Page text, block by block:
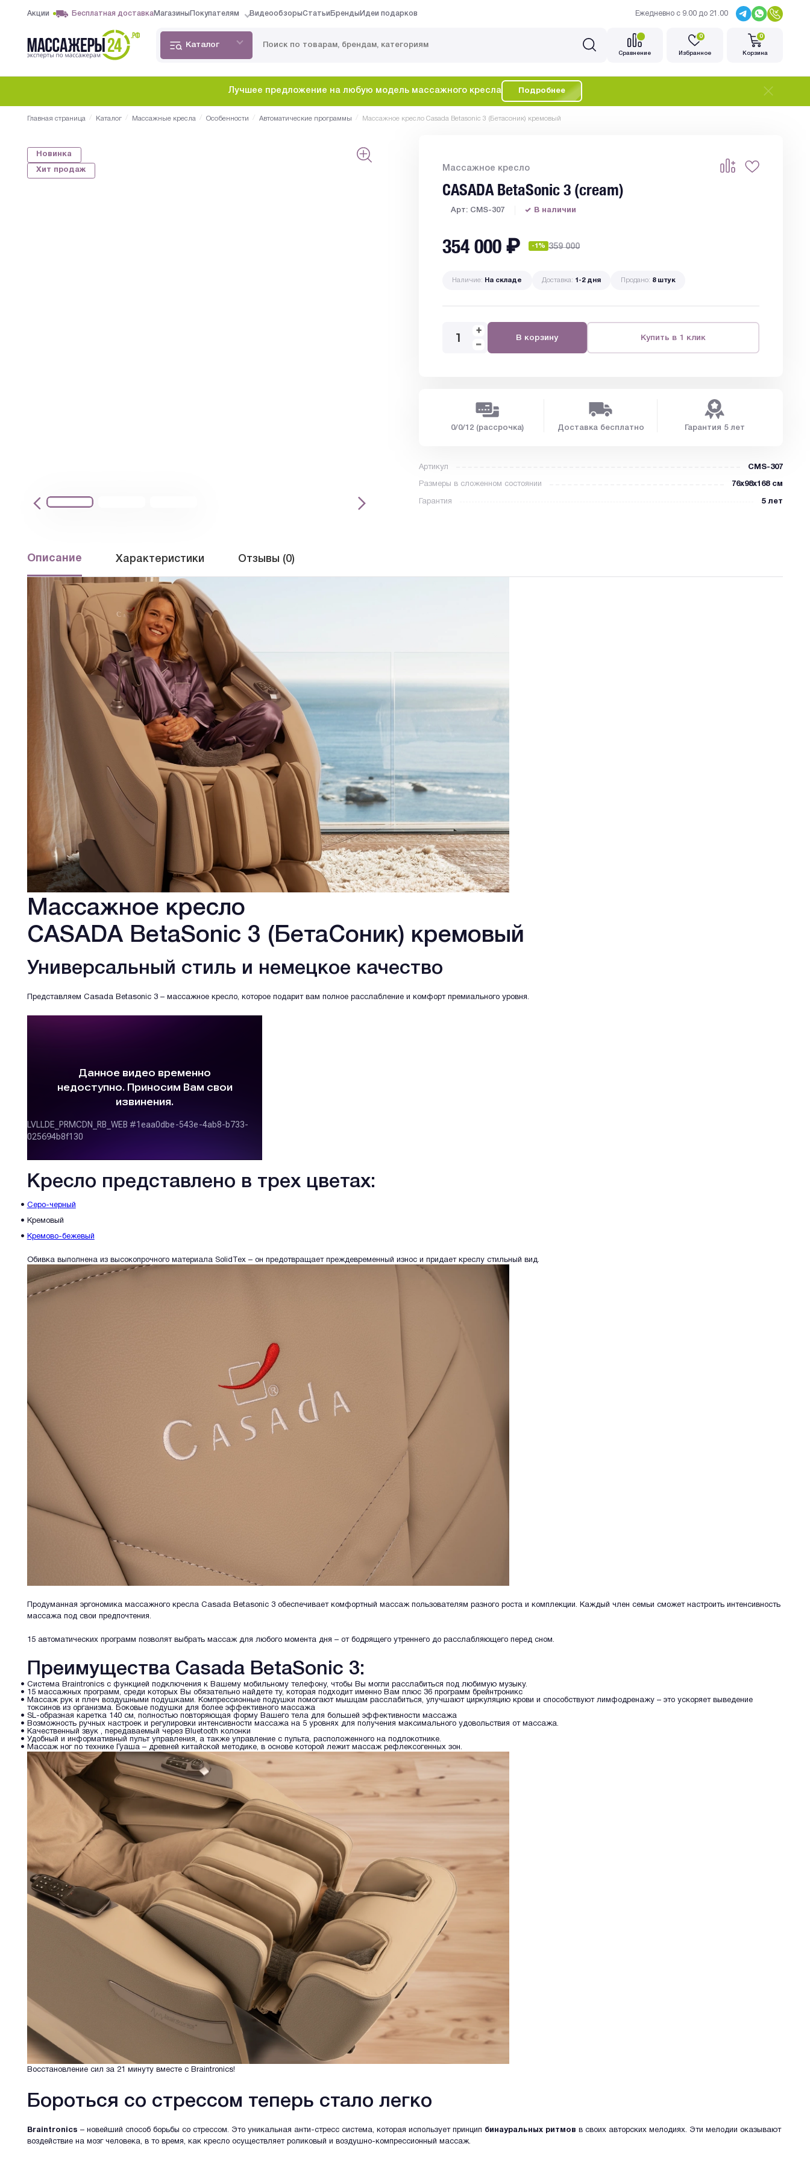
Акции Бесплатная доставкаМагазины Покупателям ВидеообзорыСтатьи Бренды Идеи подарков Ежедневно с 9.00 до 21.00
Каталог
Cравнение
0
Избранное
0
Корзина
Лучшее предложение на любую модель массажного кресла Подробнее
Главная страница / Каталог / Массажные кресла / Особенности / Автоматические программы / Массажное кресло Casada Betasonic 3 (Бетасоник) кремовый
Новинка
Хит продаж Массажное кресло
CASADA BetaSonic 3 (cream)
Арт: CMS-307 В наличии
354 000 ₽ -1% 359 000
Наличие: На складе Доставка: 1-2 дня Продано: 8 штук
В корзину Купить в 1 клик
0/0/12 (рассрочка) Доставка бесплатно Гарантия 5 лет
Артикул CMS-307
Размеры в сложенном состоянии 76x98x168 см
Гарантия 5 лет
Описание Характеристики Отзывы (0)
Массажное кресло
CASADA BetaSonic 3 (БетаСоник) кремовый
Универсальный стиль и немецкое качество
Представляем Casada Betasonic 3 – массажное кресло, которое подарит вам полное расслабление и комфорт премиального уровня.
Кресло представлено в трех цветах:
Cеро-черный
Кремовый
Кремово-бежевый
Обивка выполнена из высокопрочного материала SolidTex – он предотвращает преждевременный износ и придает креслу стильный вид.
Продуманная эргономика массажного кресла Casada Betasonic 3 обеспечивает комфортный массаж пользователям разного роста и комплекции. Каждый член семьи сможет настроить интенсивность
массажа под свои предпочтения.
15 автоматических программ позволят выбрать массаж для любого момента дня – от бодрящего утреннего до расслабляющего перед сном.
Преимущества Casada BetaSonic 3:
Система Braintronics с функцией подключения к Вашему мобильному телефону, чтобы Вы могли расслабиться под любимую музыку.
15 массажных программ, среди которых Вы обязательно найдете ту, которая подходит именно Вам плюс 36 программ брейнтроникс
Массаж рук и плеч воздушными подушками. Компрессионные подушки помогают мышцам расслабиться, улучшают циркуляцию крови и способствуют лимфодренажу – это ускоряет выведение
токсинов из организма. Боковые подушки для более эффективного массажа
SL-образная каретка 140 см, полностью повторяющая форму Вашего тела для большей эффективности массажа
Возможность ручных настроек и регулировки интенсивности массажа на 5 уровнях для получения максимального удовольствия от массажа.
Качественный звук , передаваемый через Bluetooth колонки
Удобный и информативный пульт управления, а также управление с пульта, расположенного на подлокотнике.
Массаж ног по технике Гуаша – древней китайской методике, в основе которой лежит массаж рефлексогенных зон.
Восстановление сил за 21 минуту вместе с Braintronics!
Бороться со стрессом теперь стало легко
Braintronics – новейший способ борьбы со стрессом. Это уникальная анти-стресс система, которая использует принцип бинауральных ритмов в своих авторских мелодиях. Эти мелодии оказывают
воздействие на мозг человека, в то время, как кресло осуществляет роликовый и воздушно-компрессионный массаж.